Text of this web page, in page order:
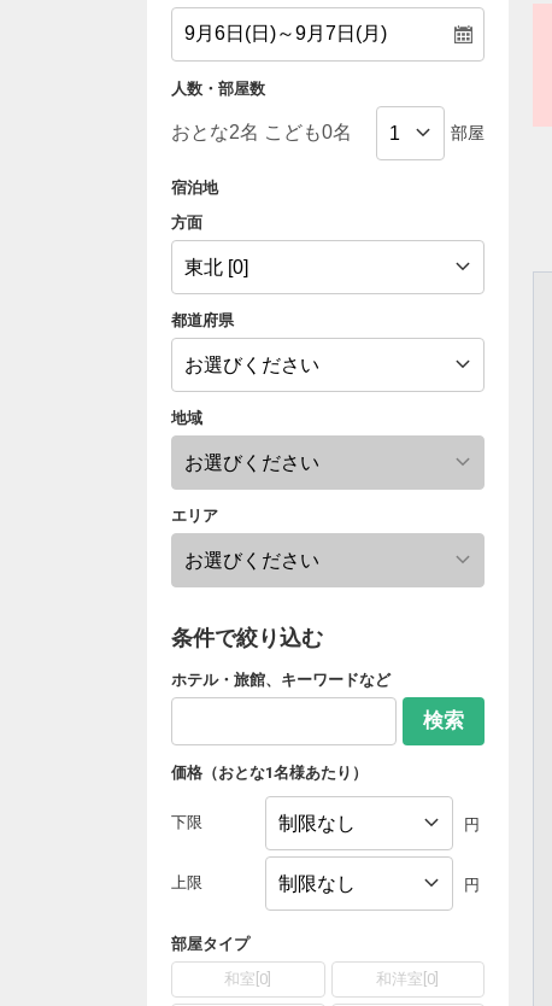
人数・部屋数
部屋
宿泊地
方面
都道府県
地域
エリア
条件で絞り込む
ホテル・旅館、キーワードなど
検索
価格（おとな1名様あたり）
下限 円
上限 円
部屋タイプ
和室 0 和洋室 0